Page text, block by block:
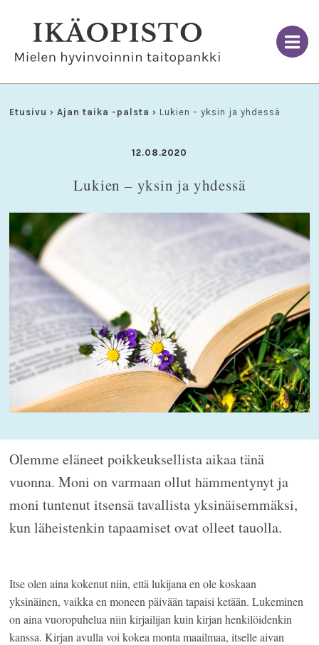
Etusivu ›Ajan taika -palsta › Lukien – yksin ja yhdessä
12.08.2020
Lukien – yksin ja yhdessä
Olemme eläneet poikkeuksellista aikaa tänä
vuonna. Moni on varmaan ollut hämmentynyt ja
moni tuntenut itsensä tavallista yksinäisemmäksi,
kun läheistenkin tapaamiset ovat olleet tauolla.
Itse olen aina kokenut niin, että lukijana en ole koskaan
yksinäinen, vaikka en moneen päivään tapaisi ketään. Lukeminen
on aina vuoropuhelua niin kirjailijan kuin kirjan henkilöidenkin
kanssa. Kirjan avulla voi kokea monta maailmaa, itselle aivan